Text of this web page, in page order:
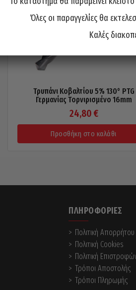
Τρυπάνι Κοβαλτίου 5% 130° PTG
Γερμανίας Τορνιρισμένο 16mm
24,80 €
Προσθήκη στο καλάθι
ΠΛΗΡΟΦΟΡΊΕΣ
Πολιτική Απορρήτου
Πολιτική Cookies
Πολιτική
Τρόποι Αποστολής
Τρόποι Πληρωμής
Όλες οι παραγγελίες θα
Καλές